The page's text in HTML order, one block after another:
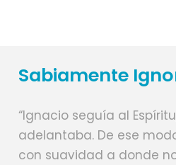
$ 270.000 habitación con baño
Para determinadas situaciones
Recuerde que la inscripción se
inscripción y el comprobante de pago
Inscripción: https://forms.gle/
Sabiamente
“Ignacio seguía al
adelantaba. De ese
con suavidad a donde